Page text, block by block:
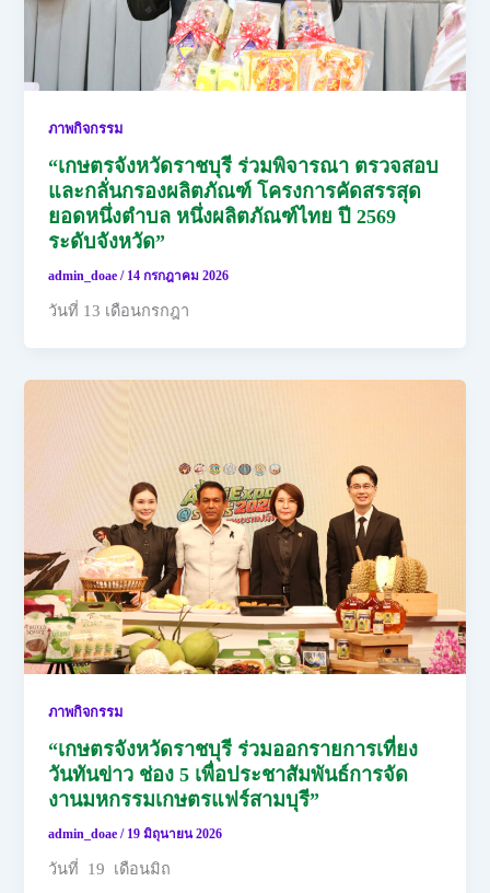
ภาพกิจกรรม
“เกษตรจังหวัดราชบุรี ร่วมพิจารณา ตรวจสอบ
และกลั่นกรองผลิตภัณฑ์ โครงการคัดสรรสุด
ยอดหนึ่งตำบล หนึ่งผลิตภัณฑ์ไทย ปี 2569
ระดับจังหวัด”
admin_doae/ 14 กรกฎาคม 2026
วันที่ 13 เดือนกรกฎา
ภาพกิจกรรม
“เกษตรจังหวัดราชบุรี ร่วมออกรายการเที่ยง
วันทันข่าว ช่อง 5 เพื่อประชาสัมพันธ์การจัด
งานมหกรรมเกษตรแฟร์สามบุรี”
admin_doae/ 19 มิถุนายน 2026
วันที่ 19 เดือนมิถ